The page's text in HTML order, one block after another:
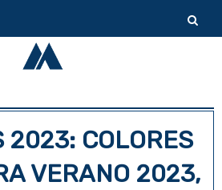
2023: COLORES
VERANO 2023,